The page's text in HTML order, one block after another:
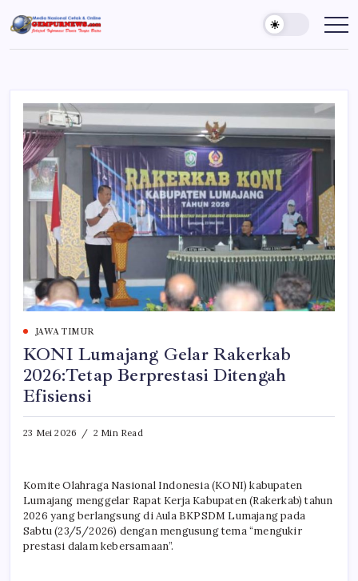
to
content
Gempur
News
Jelajah
Dunia
JAWA TIMUR
KONI Lumajang Gelar Rakerkab
2026:Tetap Berprestasi Ditengah
Efisiensi
23 Mei 2026 2 Min Read
Komite Olahraga Nasional Indonesia (KONI) kabupaten
Lumajang menggelar Rapat Kerja Kabupaten (Rakerkab) tahun
2026 yang berlangsung di Aula BKPSDM Lumajang pada
Sabtu (23/5/2026) dengan mengusung tema “mengukir
prestasi dalam kebersamaan”.